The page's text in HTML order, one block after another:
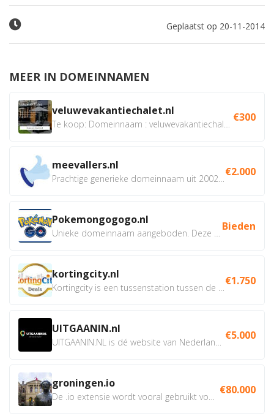
Geplaatst op 20-11-2014
MEER IN DOMEINNAMEN
veluwevakantiechalet.nl €300
meevallers.nl €2.000
Pokemongogogo.nl Bieden
kortingcity.nl €1.750
UITGAANIN.nl €5.000
groningen.io €80.000